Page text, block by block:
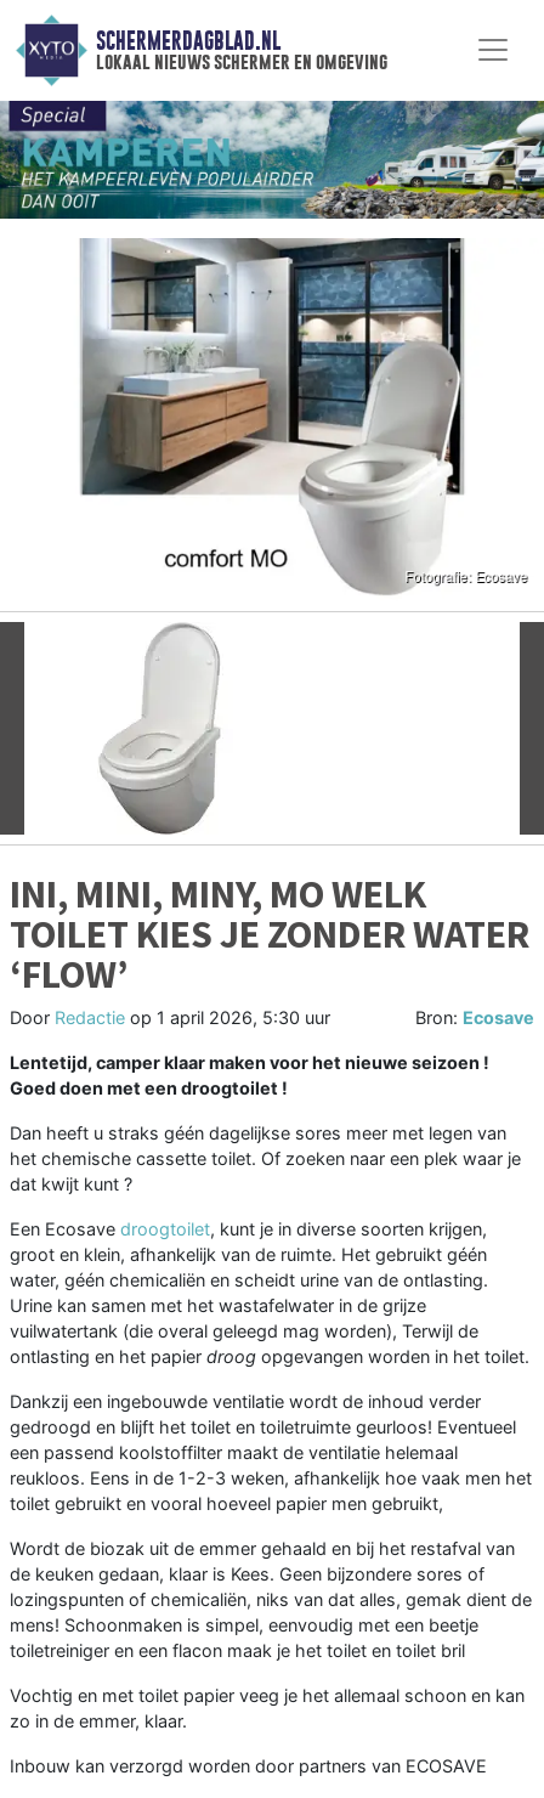
SCHERMERDAGBLAD.NL
lokaal nieuws schermer en omgeving
INI, MINI, MINY, MO WELK
TOILET KIES JE ZONDER WATER
‘FLOW’
Door Redactie op 1 april 2026, 5:30 uur Bron: Ecosave
Lentetijd, camper klaar maken voor het nieuwe seizoen !
Goed doen met een droogtoilet !
Dan heeft u straks géén dagelijkse sores meer met legen van
het chemische cassette toilet. Of zoeken naar een plek waar je
dat kwijt kunt ?
Een Ecosave droogtoilet, kunt je in diverse soorten krijgen,
groot en klein, afhankelijk van de ruimte. Het gebruikt géén
water, géén chemicaliën en scheidt urine van de ontlasting.
Urine kan samen met het wastafelwater in de grijze
vuilwatertank (die overal geleegd mag worden), Terwijl de
ontlasting en het papier droog opgevangen worden in het toilet.
Dankzij een ingebouwde ventilatie wordt de inhoud verder
gedroogd en blijft het toilet en toiletruimte geurloos! Eventueel
een passend koolstoffilter maakt de ventilatie helemaal
reukloos. Eens in de 1-2-3 weken, afhankelijk hoe vaak men het
toilet gebruikt en vooral hoeveel papier men gebruikt,
Wordt de biozak uit de emmer gehaald en bij het restafval van
de keuken gedaan, klaar is Kees. Geen bijzondere sores of
lozingspunten of chemicaliën, niks van dat alles, gemak dient de
mens! Schoonmaken is simpel, eenvoudig met een beetje
toiletreiniger en een flacon maak je het toilet en toilet bril
Vochtig en met toilet papier veeg je het allemaal schoon en kan
zo in de emmer, klaar.
Inbouw kan verzorgd worden door partners van ECOSAVE